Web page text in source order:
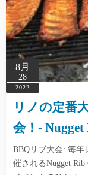
8月
28
2022
リノの定番
会！-
BBQリブ大会: 毎年
催されるNugget